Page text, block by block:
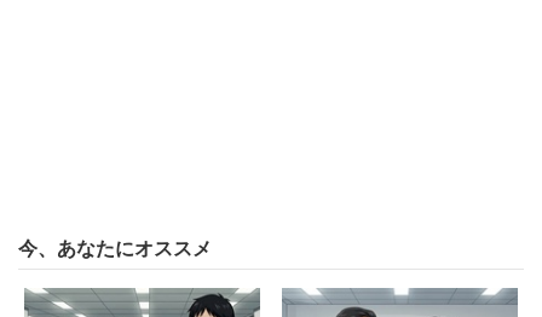
「車中泊の人も多く、洗面所で身体を拭いたり歯磨きした
り、やりたい放題でした。特に夏はとてもニオイましたの
で、都度消毒をしてました」
今、あなたにオススメ